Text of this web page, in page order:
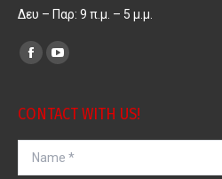
Δευ – Παρ: 9 π.μ. – 5 μ.μ.
Find us on:
Facebook
opens
new
YouTube
opens
new
CONTACT WITH US!
Name *